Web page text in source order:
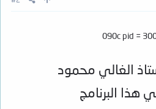
الغالي محمود
هذا البرنامج